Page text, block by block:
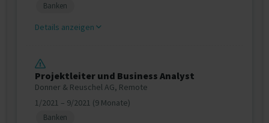
Banken
Details anzeigen
Projektleiter und Business Analyst
Donner & Reuschel AG, Remote
1/2021 – 9/2021 (9 Monate)
Banken